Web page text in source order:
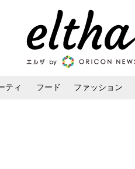
ティ フード ファッション